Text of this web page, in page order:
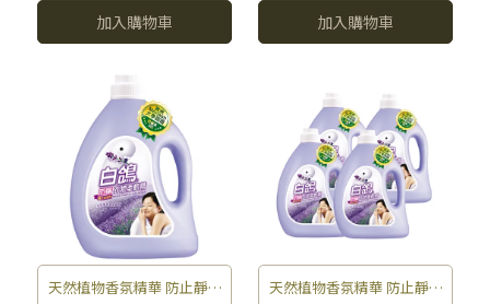
加入購物車 加入購物車
天然植物香氛精華 防止靜電
天然植物香氛精華 防止靜電